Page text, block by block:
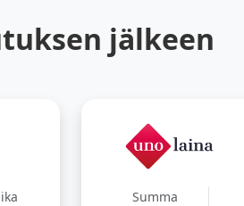
jälkeen
Summa